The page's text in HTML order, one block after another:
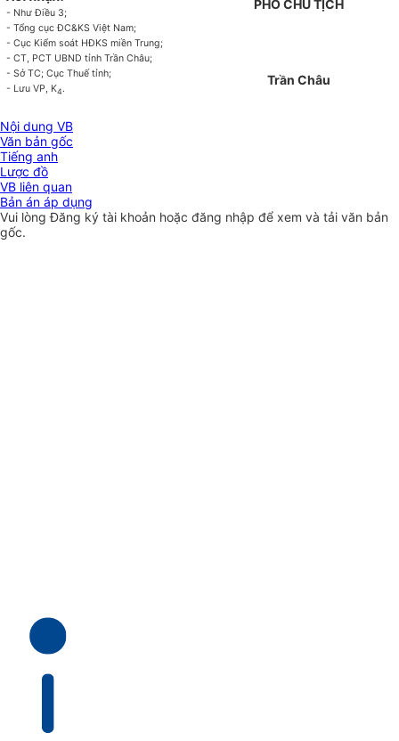
- Như Điều 3;
- Tổngcục ĐC&KS Việt Nam;
- Cục Kiểm soát HĐKS miền Trung;
- CT, PCT UBND tỉnh Trần Châu;
- Sở TC; Cục Thuế tỉnh;
- Lưu VP, K4.
PHÓ CHỦ TỊCH
Trần Châu
Nội dung VB
Văn bản gốc
Tiếng anh
Lược đồ
VB liên quan
Bản án áp dụng
Vui lòngĐăng ký tài khoản hoặc đăng nhập để xem và tải văn bản
gốc.